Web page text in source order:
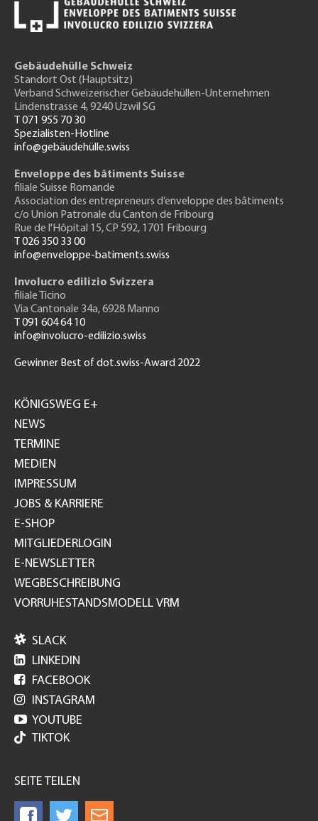
Gebäudehülle Schweiz
Standort Ost (Hauptsitz)
Verband Schweizerischer Gebäudehüllen-Unternehmen
Lindenstrasse 4, 9240 Uzwil SG
T 071 955 70 30
Spezialisten-Hotline
info@gebäudehülle.swiss
Enveloppe des bâtiments Suisse
filiale Suisse Romande
Association des entrepreneurs d’enveloppe des bâtiments
c/o Union Patronale du Canton de Fribourg
Rue de l'Hôpital 15, CP 592, 1701 Fribourg
T 026 350 33 00
info@enveloppe-batiments.swiss
Involucro edilizio Svizzera
filiale Ticino
Via Cantonale 34a, 6928 Manno
T 091 604 64 10
info@involucro-edilizio.swiss
Gewinner Best of dot.swiss-Award 2022
GH
KÖNIGSWEG E+
NEWS
TERMINE
MEDIEN
IMPRESSUM
JOBS & KARRIERE
E-SHOP
MITGLIEDERLOGIN
E-NEWSLETTER
WEGBESCHREIBUNG
VORRUHESTANDSMODELL VRM
 SLACK
 LINKEDIN
 FACEBOOK
 INSTAGRAM
 YOUTUBE
TIKTOK
SEITE TEILEN